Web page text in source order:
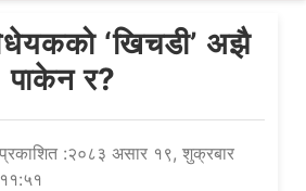
‘खिचडी’ अझै
पाकेन र?
प्रकाशित :२०८३ असार १९, शुक्रबार
११:५१